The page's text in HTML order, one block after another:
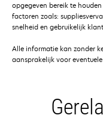
opgegeven bereik te
factoren zoals:
snelheid en gebruikelijk
Alle informatie kan zonder
aansprakelijk voor